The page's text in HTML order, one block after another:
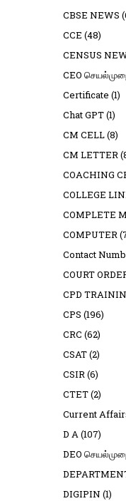
CBSE NEWS
CCE (48)
CENSUS
CEO
Certificate (1)
Chat GPT(1)
CM CELL(8)
CM LETTER
COACHING
COLLEGE
COMPLETE
COMPUTER
Contact
COURT
CPD
CPS (196)
CRC (62)
CSAT(2)
CSIR(6)
CTET(2)
Current
D A(107)
DEO
DIGIPIN (1)